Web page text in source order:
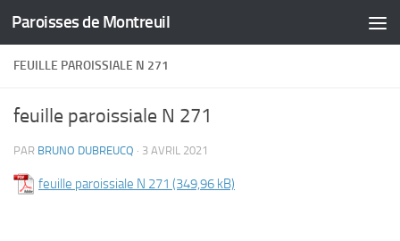
Skip to content
Paroisses de Montreuil
FEUILLE PAROISSIALE N 271
feuille paroissiale N 271
PAR BRUNO DUBREUCQ · 3 AVRIL 2021
feuille paroissiale N 271